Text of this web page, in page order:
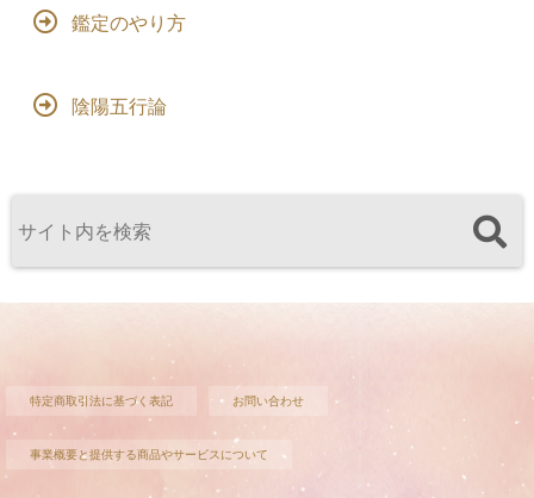
鑑定のやり方
陰陽五行論
特定商取引法に基づく表記 お問い合わせ
事業概要と提供する商品やサービスについて